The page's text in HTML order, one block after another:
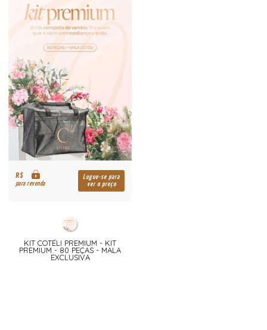
R$
para revenda
Logue-se para
ver o preço
KIT COTÉLI PREMIUM - KIT
PREMIUM - 80 PEÇAS - MALA
EXCLUSIVA